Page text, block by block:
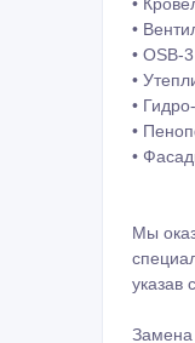
•
• OSB-
•
•
•
•
Мы
указав